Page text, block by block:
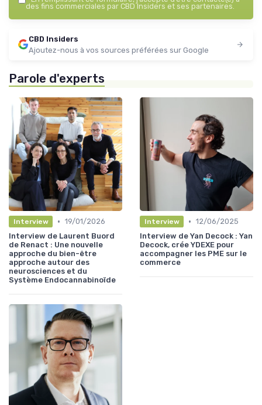
des fins commerciales par CBD Insiders et ses partenaires.
CBD Insiders
Ajoutez-nous à vos sources préférées sur Google
Parole d'experts
Interview • 19/01/2026
Interview de Laurent Buord
de Renact : Une nouvelle
approche du bien-être
approche autour des
neurosciences et du
Système Endocannabinoïde
Interview • 12/06/2025
Interview de Yan Decock : Yan
Decock, crée YDEXE pour
accompagner les PME sur le
commerce